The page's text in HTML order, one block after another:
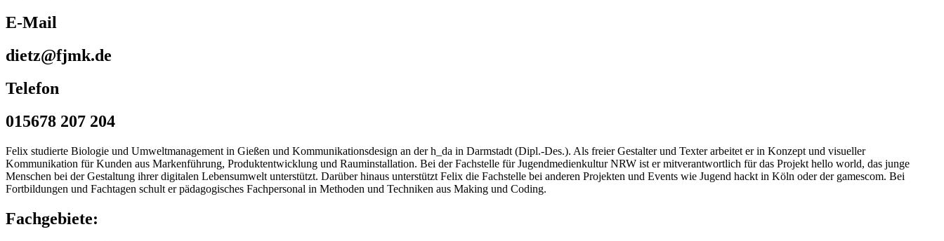
E-Mail
dietz@fjmk.de
Telefon
015678 207 204
Felix studierte Biologie und Umweltmanagement in Gießen und Kommunikationsdesign an der h_da in Darmstadt (Dipl.-Des.). Als freier Gestalter und Texter arbeitet er in Konzept und visueller
Kommunikation für Kunden aus Markenführung, Produktentwicklung und Rauminstallation. Bei der Fachstelle für Jugendmedienkultur NRW ist er mitverantwortlich für das Projekt hello world, das junge
Menschen bei der Gestaltung ihrer digitalen Lebensumwelt unterstützt. Darüber hinaus unterstützt Felix die Fachstelle bei anderen Projekten und Events wie Jugend hackt in Köln oder der gamescom. Bei
Fortbildungen und Fachtagen schult er pädagogisches Fachpersonal in Methoden und Techniken aus Making und Coding.
Fachgebiete: